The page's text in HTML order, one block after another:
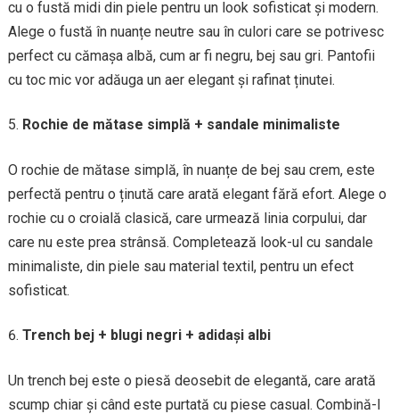
cu o fustă midi din piele pentru un look sofisticat și modern.
Alege o fustă în nuanțe neutre sau în culori care se potrivesc
perfect cu cămașa albă, cum ar fi negru, bej sau gri. Pantofii
cu toc mic vor adăuga un aer elegant și rafinat ținutei.
Rochie de mătase simplă + sandale minimaliste
O rochie de mătase simplă, în nuanțe de bej sau crem, este
perfectă pentru o ținută care arată elegant fără efort. Alege o
rochie cu o croială clasică, care urmează linia corpului, dar
care nu este prea strânsă. Completează look-ul cu sandale
minimaliste, din piele sau material textil, pentru un efect
sofisticat.
Trench bej + blugi negri + adidași albi
Un trench bej este o piesă deosebit de elegantă, care arată
scump chiar și când este purtată cu piese casual. Combină-l